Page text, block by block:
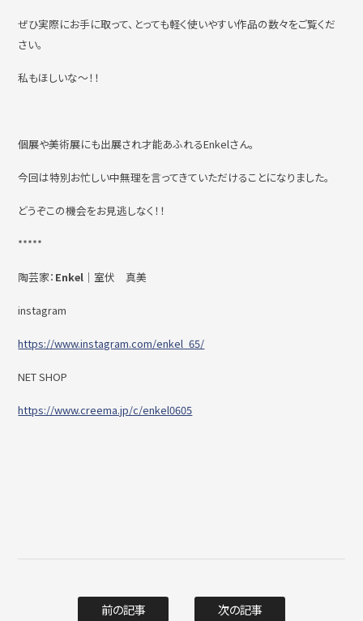
ぜひ実際にお手に取って、とっても軽く使いやすい作品の数々をご覧くだ
さい。
私もほしいな～！！
個展や美術展にも出展され才能あふれるEnkelさん。
今回は特別お忙しい中無理を言ってきていただけることになりました。
どうぞこの機会をお見逃しなく！！
*****
陶芸家： Enkel ｜室伏 真美
instagram
https://www.instagram.com/enkel_65/
NET SHOP
https://www.creema.jp/c/enkel0605
前の記事 次の記事